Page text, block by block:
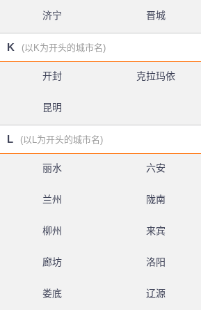
济宁 晋城
K (以K为开头的城市名)
开封 克拉玛依
昆明
L (以L为开头的城市名)
丽水 六安
兰州 陇南
柳州 来宾
廊坊 洛阳
娄底 辽源